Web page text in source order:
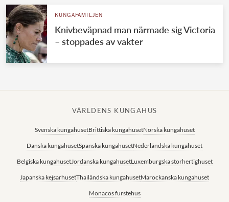
KUNGAFAMILJEN
Knivbeväpnad man närmade sig Victoria
– stoppades av vakter
VÄRLDENS KUNGAHUS
Svenska kungahusetBrittiska kungahusetNorska kungahuset
Danska kungahusetSpanska kungahusetNederländska kungahuset
Belgiska kungahusetJordanska kungahusetLuxemburgska storhertighuset
Japanska kejsarhusetThailändska kungahusetMarockanska kungahuset
Monacos furstehus